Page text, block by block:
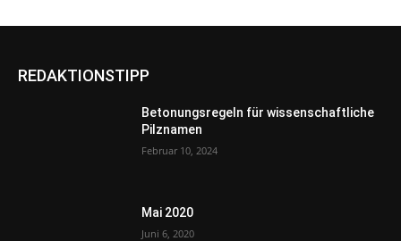
REDAKTIONSTIPP
Betonungsregeln für wissenschaftliche
Pilznamen
Februar 10, 2024
Mai 2020
Juni 6, 2020